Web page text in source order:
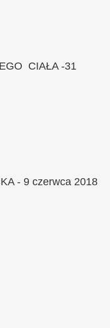
CIAŁA -31
- 9 czerwca 2018